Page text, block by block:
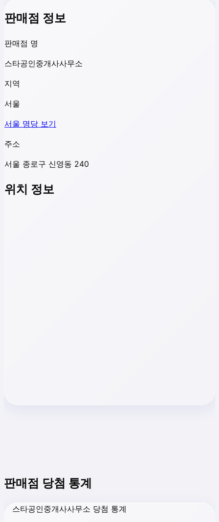
판매점 정보
판매점 명
스타공인중개사사무소
지역
서울
서울 명당 보기
주소
서울 종로구 신영동 240
위치 정보
판매점 당첨 통계
스타공인중개사사무소 당첨 통계